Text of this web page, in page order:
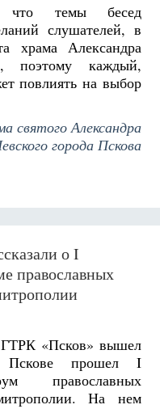
что темы бесед
слушателей, в
храма Александра
поэтому каждый,
повлиять на выбор
святого Александра
города Пскова
о I
православных
ГТРК «Псков» вышел
прошел I
православных
На нем